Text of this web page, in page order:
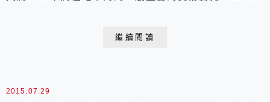
繼續閱讀
2015.07.29